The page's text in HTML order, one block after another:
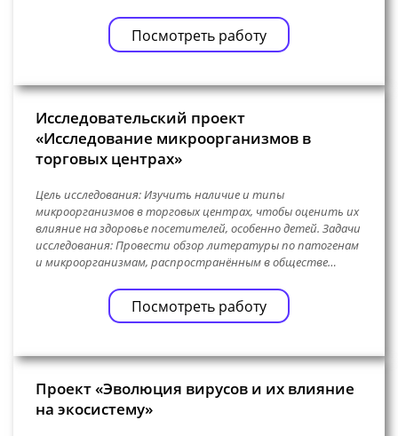
Посмотреть работу
Исследовательский проект
«Исследование микроорганизмов в
торговых центрах»
Цель исследования: Изучить наличие и типы
микроорганизмов в торговых центрах, чтобы оценить их
влияние на здоровье посетителей, особенно детей. Задачи
исследования: Провести обзор литературы по патогенам
и микроорганизмам, распространённым в обществе…
Посмотреть работу
Проект «Эволюция вирусов и их влияние
на экосистему»